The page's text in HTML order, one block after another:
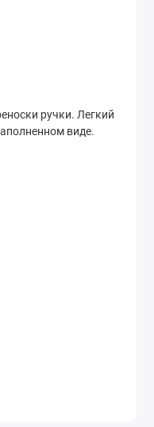
ручки. Легкий
виде.